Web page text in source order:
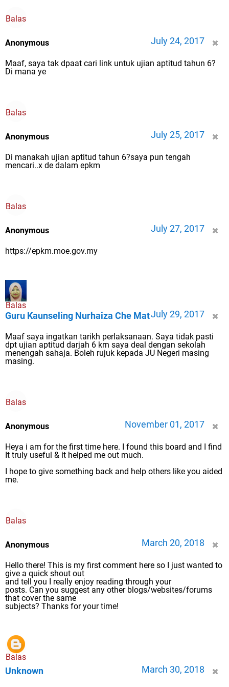
Balas
Anonymous July 24, 2017
Maaf, saya tak dpaat cari link untuk ujian aptitud tahun 6?
Di mana ye
Balas
Anonymous July 25, 2017
Di manakah ujian aptitud tahun 6?saya pun tengah
mencari..x de dalam epkm
Balas
Anonymous July 27, 2017
https://epkm.moe.gov.my
Balas
Guru Kaunseling Nurhaiza Che MatJuly 29, 2017
Maaf saya ingatkan tarikh perlaksanaan. Saya tidak pasti
dpt ujian aptitud darjah 6 krn saya deal dengan sekolah
menengah sahaja. Boleh rujuk kepada JU Negeri masing
masing.
Balas
Anonymous November 01, 2017
Heya i am for the first time here. I found this board and I find
It truly useful & it helped me out much.
I hope to give something back and help others like you aided
me.
Balas
Anonymous March 20, 2018
Hello there! This is my first comment here so I just wanted to
give a quick shout out
and tell you I really enjoy reading through your
posts. Can you suggest any other blogs/websites/forums
that cover the same
subjects? Thanks for your time!
Balas
Unknown March 30, 2018